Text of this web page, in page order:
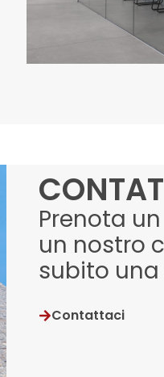
Prenota
un nostro
subito
Contattaci